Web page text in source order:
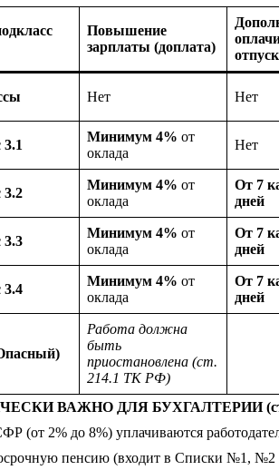
Повышение
зарплаты (доплата)
отпуск
Нет Нет
Минимум 4% от
оклада
Нет
3.2
Минимум 4% от
оклада
От 7
дней
3.3
Минимум 4% от
оклада
От 7
дней
3.4
Минимум 4% от
оклада
От 7
дней
Работа должна
быть
приостановлена (ст.
214.1 ТК РФ)
ВАЖНО ДЛЯ БУХГАЛТЕРИИ
(от 2% до 8%) уплачиваются
пенсию (входит в Списки №1, №2